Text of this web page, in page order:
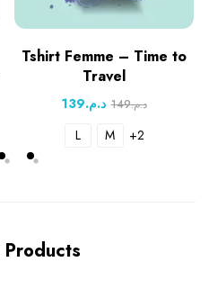
Tshirt Femme – Time to
Travel
د.م.139 د.م.149
L M +2